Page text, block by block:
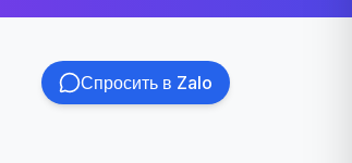
Спросить в Zalo